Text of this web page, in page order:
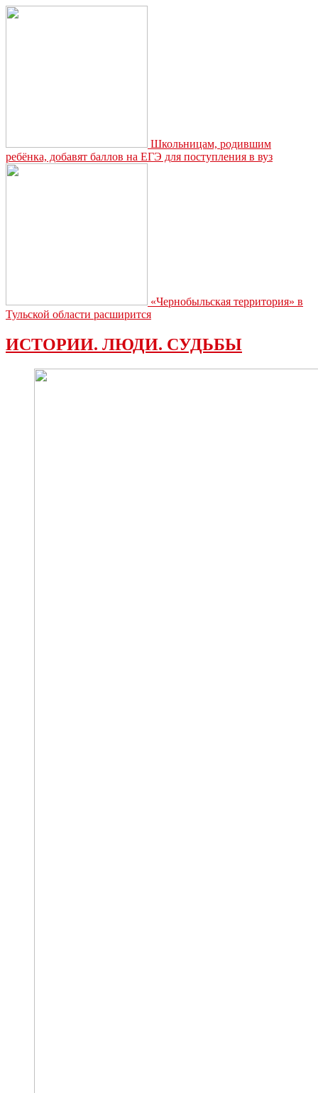
Школьницам, родившим
ребёнка, добавят баллов на ЕГЭ для поступления в вуз
«Чернобыльская территория» в
Тульской области расширится
ИСТОРИИ. ЛЮДИ. СУДЬБЫ